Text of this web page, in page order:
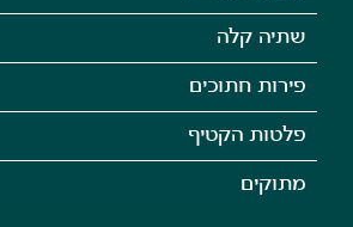
שתיה קלה
פירות חתוכים
פלטות הקטיף
מתוקים